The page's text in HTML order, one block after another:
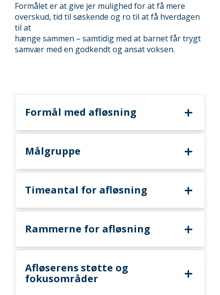
Formålet er at give jer mulighed for at få mere
overskud, tid til søskende og ro til at få hverdagen
til at
hænge sammen – samtidig med at barnet får trygt
samvær med en godkendt og ansat voksen.
Formål med afløsning
Målgruppe
Timeantal for afløsning
Rammerne for afløsning
Afløserens støtte og
fokusområder